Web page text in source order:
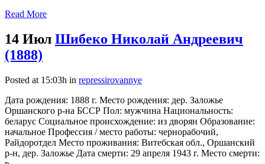
Read More
14 Июл Шибеко Николай Андреевич
(1888)
Posted at 15:03h in repressirovannye
Дата рождения: 1888 г. Место рождения: дер. Заложье
Оршанского р-на БССР Пол: мужчина Национальность:
беларус Социальное происхождение: из дворян Образование:
начальное Профессия / место работы: чернорабочий,
Райдоротдел Место проживания: Витебская обл., Оршанский
р-н, дер. Заложье Дата смерти: 29 апреля 1943 г. Место смерти: